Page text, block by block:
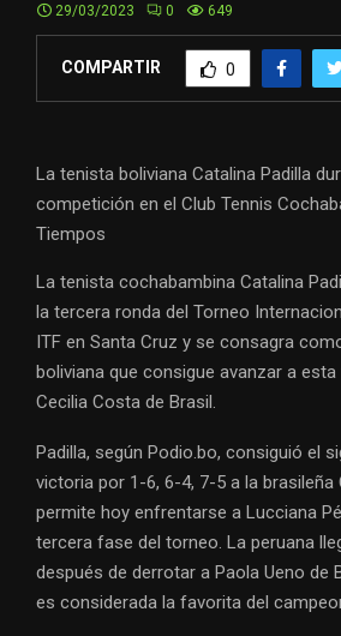
29/03/2023 0 649
COMPARTIR 0
La tenista boliviana Catalina Padilla
competición en el Club Tennis
Tiempos
La tenista cochabambina Catalina
la tercera ronda del Torneo
ITF en Santa Cruz y se consagra
boliviana que consigue avanzar a
Cecilia Costa de Brasil.
Padilla, según Podio.bo, consiguió el
victoria por 1-6, 6-4, 7-5 a la brasileña
permite hoy enfrentarse a Lucciana
tercera fase del torneo. La peruana
después de derrotar a Paola Ueno de
es considerada la favorita del